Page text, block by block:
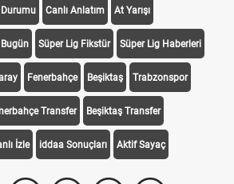
Canlı Anlatım At Yarışı
Süper Lig Fikstür Süper Lig Haberleri
Fenerbahçe Beşiktaş Trabzonspor
Transfer Beşiktaş Transfer
İzle iddaa Sonuçları Aktif Sayaç